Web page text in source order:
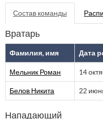
Состав команды
Вратарь
Фамилия, имя Дата
Мельник Роман 14
Белов Никита 22
Нападающий